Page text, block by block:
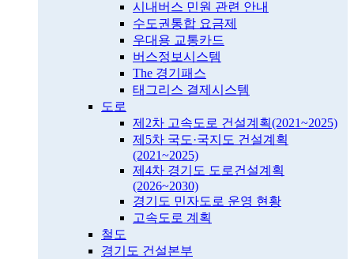
시내버스 민원 관련 안내
수도권통합 요금제
우대용 교통카드
버스정보시스템
The 경기패스
태그리스 결제시스템
도로
제2차 고속도로 건설계획(2021~2025)
제5차 국도·국지도 건설계획
(2021~2025)
제4차 경기도 도로건설계획
(2026~2030)
경기도 민자도로 운영 현황
고속도로 계획
철도
경기도 건설본부